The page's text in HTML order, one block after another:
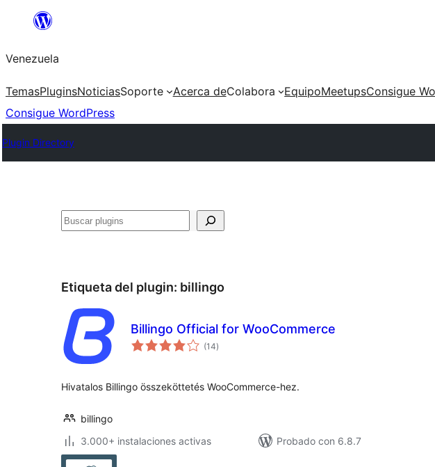
Saltar
contenido
Venezuela
TemasPluginsNoticiasSoporte Acerca deColabora EquipoMeetupsConsigue
Consigue WordPress
Plugin Directory
Buscar
Etiqueta del plugin: billingo
Billingo Official for WooCommerce
(14total
de
)
Hivatalos Billingo összeköttetés WooCommerce-hez.
billingo
3.000+ instalaciones activas
Probado con 6.8.7